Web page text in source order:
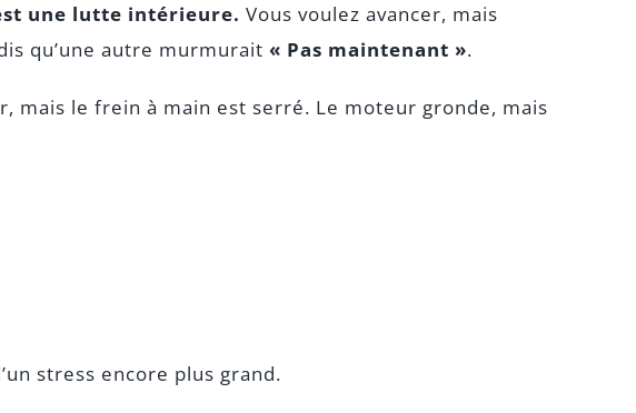
une lutte intérieure. Vous voulez avancer, mais
qu’une autre murmurait « Pas maintenant ».
mais le frein à main est serré. Le moteur gronde, mais
stress encore plus grand.